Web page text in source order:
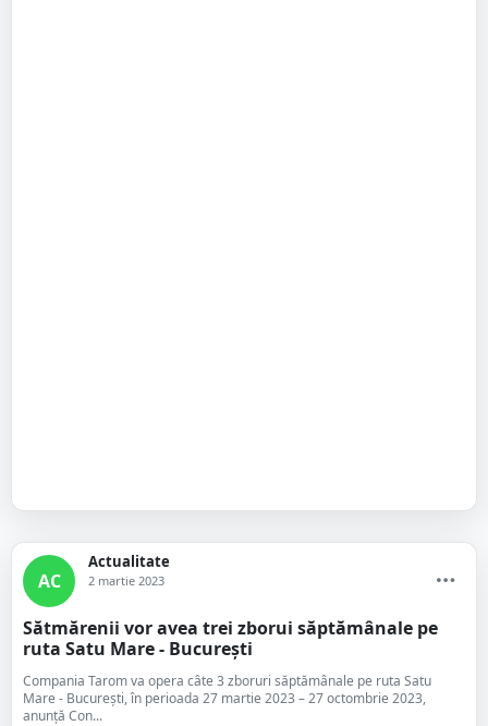
AC
Actualitate
2 martie 2023
Sătmărenii vor avea trei zborui săptămânale pe
ruta Satu Mare - București
Compania Tarom va opera câte 3 zboruri săptămânale pe ruta Satu
Mare - București, în perioada 27 martie 2023 – 27 octombrie 2023,
anunță Con...